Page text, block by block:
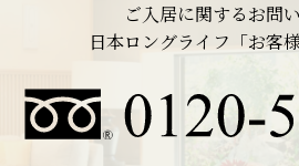
ご入居に関するお問
日本ロングライフ「お客